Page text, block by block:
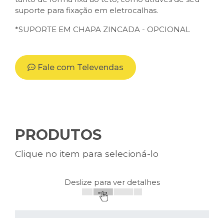
suporte para fixação em eletrocalhas.
*SUPORTE EM CHAPA ZINCADA - OPCIONAL
Fale com Televendas
PRODUTOS
Clique no item para selecioná-lo
Deslize para ver detalhes